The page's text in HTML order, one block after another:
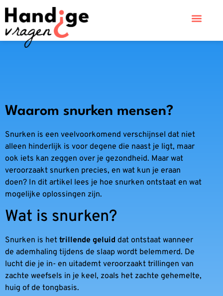
Waarom snurken mensen?
Snurken is een veelvoorkomend verschijnsel dat niet
alleen hinderlijk is voor degene die naast je ligt, maar
ook iets kan zeggen over je gezondheid. Maar wat
veroorzaakt snurken precies, en wat kun je eraan
doen? In dit artikel lees je hoe snurken ontstaat en wat
mogelijke oplossingen zijn.
Wat is snurken?
Snurken is het trillende geluid dat ontstaat wanneer
de ademhaling tijdens de slaap wordt belemmerd. De
lucht die je in- en uitademt veroorzaakt trillingen van
zachte weefsels in je keel, zoals het zachte gehemelte,
huig of de tongbasis.